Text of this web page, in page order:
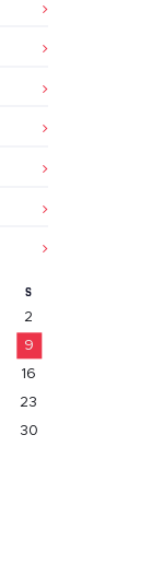
S
2
9
16
23
30